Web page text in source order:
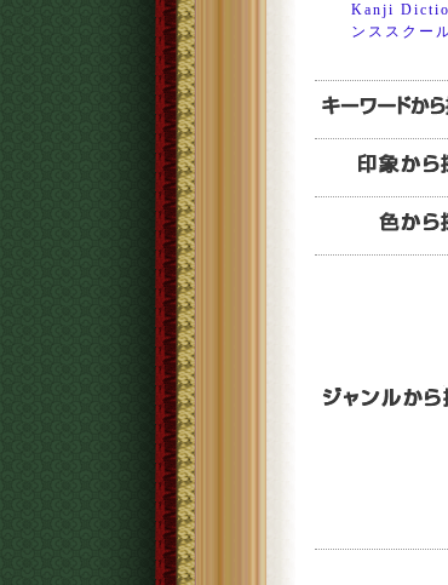
Kanji
ンススクー